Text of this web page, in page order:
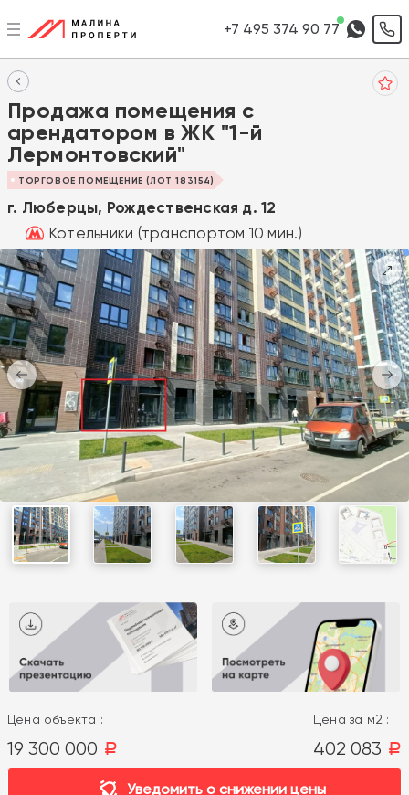
+7 495 374 90 77
Продажа помещения с
арендатором в ЖК "1-й
Лермонтовский"
ТОРГОВОЕ ПОМЕЩЕНИЕ (ЛОТ 183154)
г. Люберцы, Рождественская д. 12
Котельники (транспортом 10 мин.)
Цена объекта :
19 300 000 a
Цена за м2 :
402 083 a
Уведомить о снижении цены